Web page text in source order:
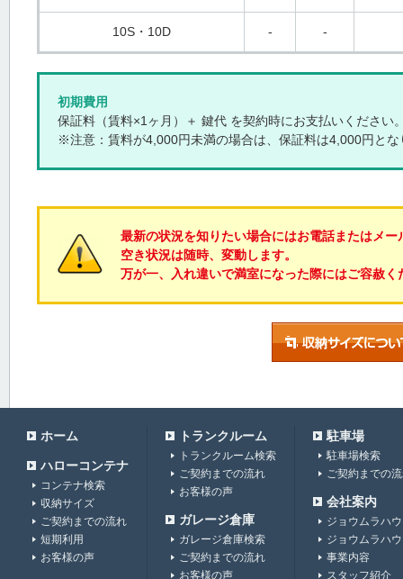
10S・10D - -
初期費用
保証料（賃料×1ヶ月）＋ 鍵代 を契約時にお支払いください
※注意：賃料が4,000円未満の場合は、保証料は4,000円とな
最新の状況を知りたい場合にはお電話またはメ
空き状況は随時、変動します。
万が一、入れ違いで満室になった際にはご容赦く
ホーム
ハローコンテナ
コンテナ検索
収納サイズ
ご契約までの流れ
短期利用
お客様の声
トランクルーム
トランクルーム検索
ご契約までの流れ
お客様の声
ガレージ倉庫
ガレージ倉庫検索
ご契約までの流れ
お客様の声
駐車場
駐車場検索
ご契約までの
会社案内
ジョウムラハ
ジョウムラハ
事業内容
スタッフ紹介